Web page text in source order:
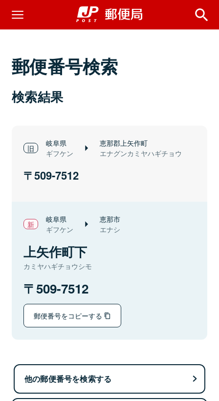
郵便番号検索
検索結果
岐阜県
ギフケン
恵那郡上矢作町
エナグンカミヤハギチョウ
509-7512
岐阜県
ギフケン
恵那市
エナシ
上矢作町下
カミヤハギチョウシモ
509-7512
郵便番号をコピーする
他の郵便番号を検索する